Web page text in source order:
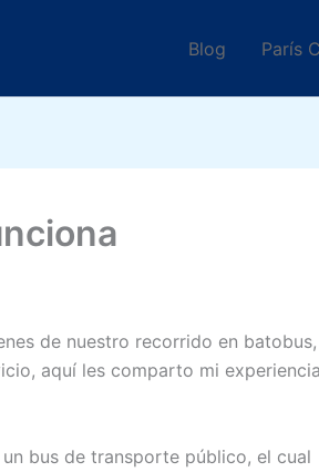
Blog París
de nuestro recorrido en
aquí les comparto mi
bus de transporte público, el cual